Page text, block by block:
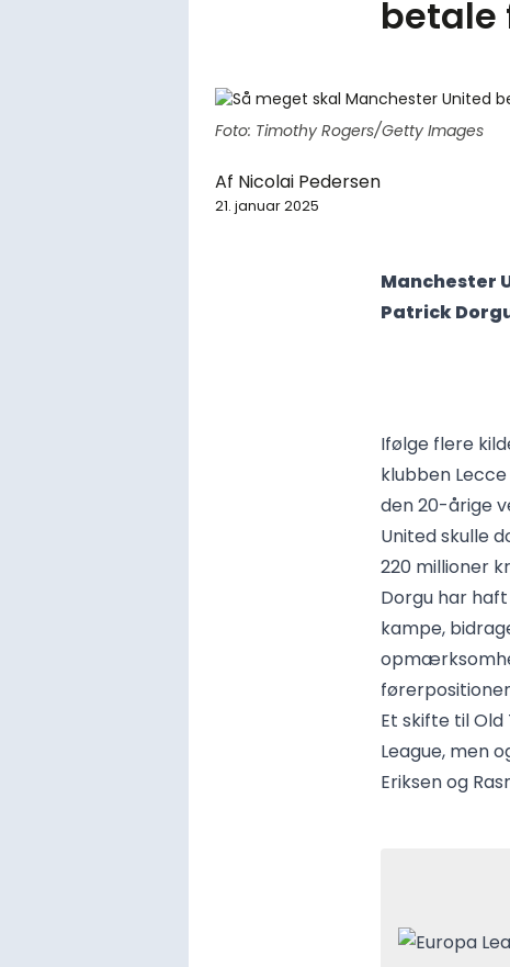
betale
Foto: Timothy Rogers/Getty Images
Af Nicolai Pedersen
21. januar 2025
Manchester
Patrick
Ifølge flere
klubben
den 20-årige
United skulle
220 millioner
Dorgu har
kampe,
Et skifte til
League, men
Eriksen og